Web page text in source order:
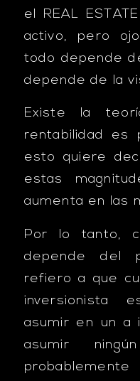
el REAL
activo, pero
todo depende
depende de la
Existe la
rentabilidad es
esto quiere
estas
aumenta en las
Por lo tanto,
depende del
refiero a que
inversionista
asumir en un a
asumir